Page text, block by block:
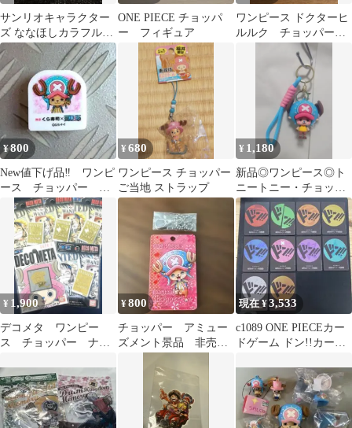
サンリオキャラクター
ズ ななほしカラフルマ
ルチチャーム マイメロ
ディ
ONE PIECE チョッパ
ー フィギュア
ワンピース ￼ドクターヒ
ルルク チョッパー
¥800
New値下げ品‼ ワンピ
ース チョッパー 消
ゴム 文房具
¥680
ワンピース チョッパー
ご当地 ストラップ
¥ 1,180
新品◎ワンピース◎ト
ニートニー・チョッパ
ー◎キーホルダー◎ス
トラップ チャーム
¥ 1,900
デコメタ ワンピー
ス チョッパー ナ
¥800
チョッパー アミュー
ズメント景品 非売
現在 ¥3,533
c1089 ONE PIECEカー
ドゲーム ドン!!カード